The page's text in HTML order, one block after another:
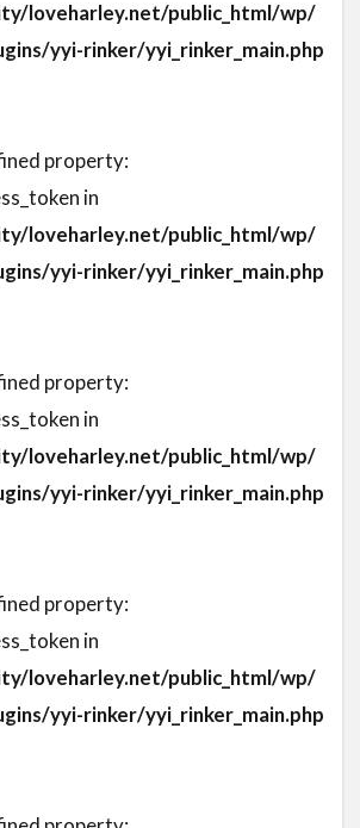
loveharley.net/public_html/wp/
yyi-rinker/yyi_rinker_main.php
property:
in
loveharley.net/public_html/wp/
yyi-rinker/yyi_rinker_main.php
property:
in
loveharley.net/public_html/wp/
yyi-rinker/yyi_rinker_main.php
property:
in
loveharley.net/public_html/wp/
yyi-rinker/yyi_rinker_main.php